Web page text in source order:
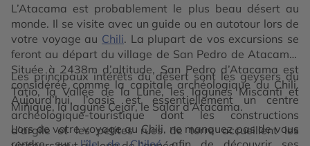
L’Atacama est probablement le plus beau désert au
monde. Il se visite avec un guide ou en autotour lors de
votre voyage au Chili. La plupart de vos excursions se
feront au départ du village de San Pedro de Atacama.
Située à 2438m d’altitude, San Pedro d’Atacama est
considérée comme la capitale archéologique du Chili.
Aujourd’hui, l’oasis est essentiellement un centre
archéologique-touristique dont les constructions
d’argile et les petites rues de terre accueillent les
Les principaux intérêts du désert sont les geysers du
Tatio, la Vallée de la Lune, les lagunes Miscanti et
Miñique, la lagune Cejar, le Salar d’Atacama.
Lors de votre voyage au Chili, ne manquez pas de vous